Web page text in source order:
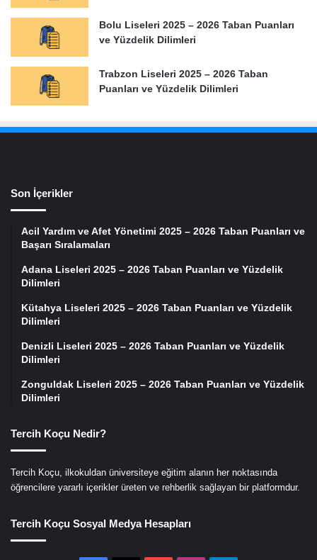
Bolu Liseleri 2025 – 2026 Taban Puanları
ve Yüzdelik Dilimleri
Trabzon Liseleri 2025 – 2026 Taban
Puanları ve Yüzdelik Dilimleri
Son İçerikler
Acil Yardım ve Afet Yönetimi 2025 – 2026 Taban Puanları ve
Başarı Sıralamaları
Adana Liseleri 2025 – 2026 Taban Puanları ve Yüzdelik
Dilimleri
Kütahya Liseleri 2025 – 2026 Taban Puanları ve Yüzdelik
Dilimleri
Denizli Liseleri 2025 – 2026 Taban Puanları ve Yüzdelik
Dilimleri
Zonguldak Liseleri 2025 – 2026 Taban Puanları ve Yüzdelik
Dilimleri
Tercih Koçu Nedir?
Tercih Koçu, ilkokuldan üniversiteye eğitim alanın her noktasında
öğrencilere yararlı içerikler üreten ve rehberlik sağlayan bir platformdur.
Tercih Koçu Sosyal Medya Hesapları